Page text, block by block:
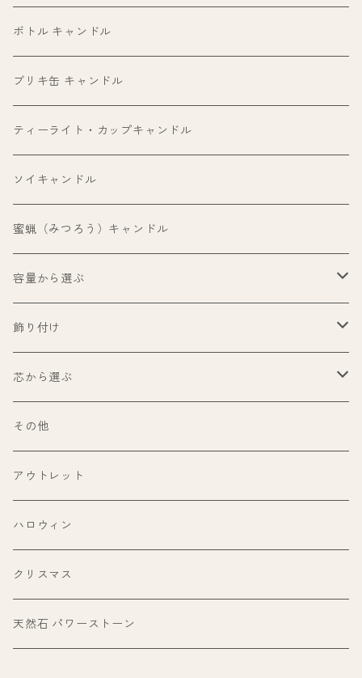
ボトル キャンドル
ブリキ缶 キャンドル
ティーライト・カップキャンドル
ソイキャンドル
蜜蝋（みつろう）キャンドル
容量から選ぶ
99ml以下
100ml〜199ml
200ml〜299ml
300ml以上
飾り付け
パロサント
ホワイトセージ
パワーストーン
ヒマラヤ岩塩（ピンクソルト）
フラワー
芯から選ぶ
ウッドウィック（木芯）
糸芯
その他
その他
アウトレット
ハロウィン
クリスマス
天然石 パワーストーン